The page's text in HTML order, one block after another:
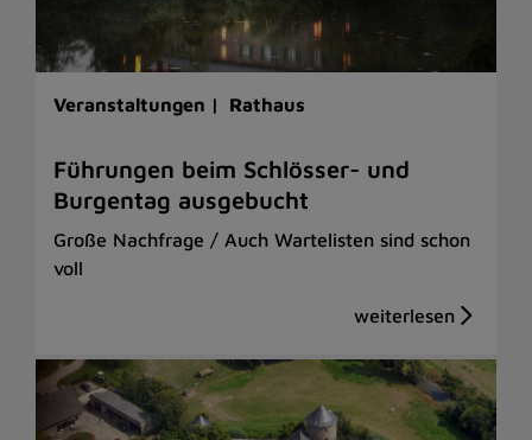
Veranstaltungen | Rathaus
Führungen beim Schlösser- und
Burgentag ausgebucht
Große Nachfrage / Auch Wartelisten sind schon
voll